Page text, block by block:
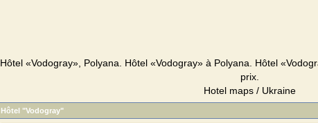
Hôtel «Vodogray», Polyana. Hôtel «Vodogray» à Polyana. Hôtel
prix.
Hotel maps / Ukraine
Hôtel "Vodogray"